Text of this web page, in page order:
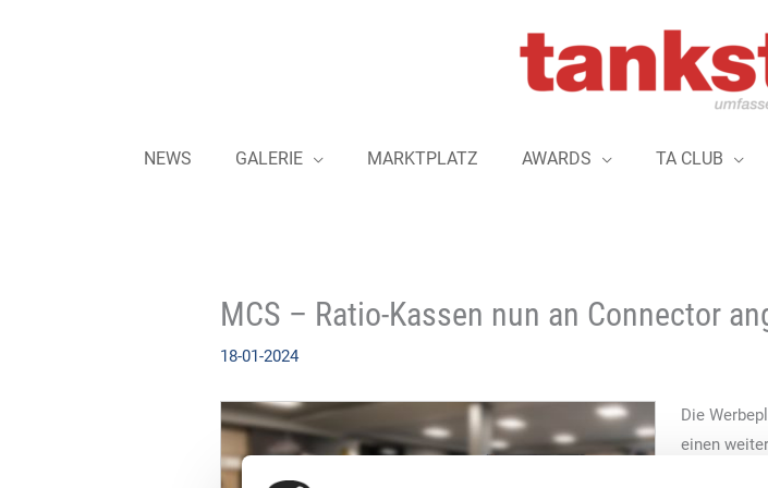
NEWS GALERIE MARKTPLATZ AWARDS TA CLUB
MCS – Ratio-Kassen nun an Connector
18-01-2024
Die
einen
RATIO